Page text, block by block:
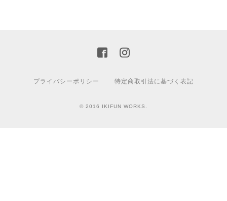
プライバシーポリシー 特定商取引法に基づく表記
© 2016 IKIFUN WORKS.